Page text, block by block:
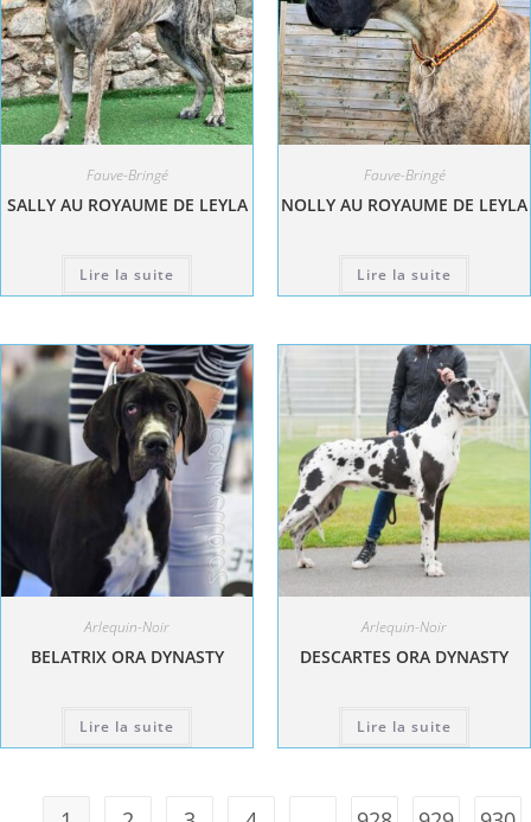
Fauve-Bringé
SALLY AU ROYAUME DE LEYLA
Lire la suite
Fauve-Bringé
NOLLY AU ROYAUME DE LEYLA
Lire la suite
Arlequin-Noir
BELATRIX ORA DYNASTY
Lire la suite
Arlequin-Noir
DESCARTES ORA DYNASTY
Lire la suite